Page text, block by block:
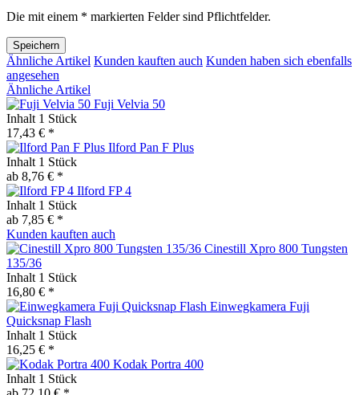
Die mit einem * markierten Felder sind Pflichtfelder.
Speichern
Ähnliche Artikel Kunden kauften auch Kunden haben sich ebenfalls
angesehen
Ähnliche Artikel
Fuji Velvia 50
Inhalt 1 Stück
17,43 € *
Ilford Pan F Plus
Inhalt 1 Stück
ab 8,76 € *
Ilford FP 4
Inhalt 1 Stück
ab 7,85 € *
Kunden kauften auch
Cinestill Xpro 800 Tungsten
135/36
Inhalt 1 Stück
16,80 € *
Einwegkamera Fuji
Quicksnap Flash
Inhalt 1 Stück
16,25 € *
Kodak Portra 400
Inhalt 1 Stück